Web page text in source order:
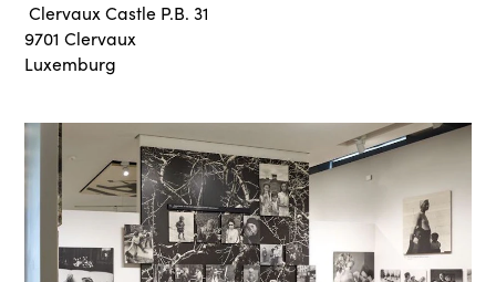
Clervaux Castle P.B. 31
9701 Clervaux
Luxemburg